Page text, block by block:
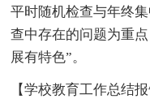
平时随机检查与年终
查中存在的问题为重
展有特色”。
【学校教育工作总结